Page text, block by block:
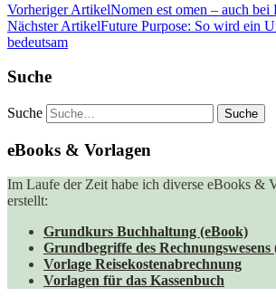
Vorheriger ArtikelNomen est omen – auch bei
Nächster ArtikelFuture Purpose: So wird ein
bedeutsam
Suche
Suche
eBooks & Vorlagen
Im Laufe der Zeit habe ich diverse eBooks &
erstellt:
Grundkurs Buchhaltung (eBook)
Grundbegriffe des Rechnungswesens
Vorlage Reisekostenabrechnung
Vorlagen für das Kassenbuch